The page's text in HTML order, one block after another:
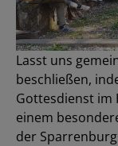
Lasst uns
beschließen,
Gottesdienst im
einem
der